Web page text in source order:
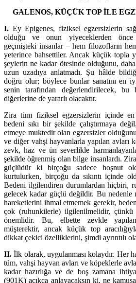
GALENOS, KÜÇÜK TOP İLE
I. Ey Epigenes, fiziksel egzersizlerin
olduğu ve onun yiyeceklerden önce
geçmişteki insanlar – hem filozofların
yete­rince bahsettiler. Ancak küçük topla
şeylerin ne kadar ötesinde oldu­ğunu,
uzun uzadıya anlatmadı. Şu hâlde
doğru olur; böylece bunlar sanatını en
senin tarafından değerlendi­rilecek, bu
diğerlerine de yararlı olacaktır.
Zira tüm fiziksel egzersizlerin içinde
bedeni sıkı bir şekilde çalıştırmaya
etmeye muktedir olan egzersizler
ve diğer vahşi hayvanlarla yapılan avları
zevk, haz ve ün severlikle
şekilde öğrenmiş olan bilge insanlardı.
güçlüdür ki birçoğu sadece hoşnut
kurtulurken, birçoğu da sı­kıntı içinde
Bedeni ilgilendiren durumlardan hiçbiri,
ge­lecek kadar güçlü değildir. Bu nedenle
hareketlerini ihmal etmemek gere­kir,
çok (ruhunkilerle) ilgilenilmelidir, çünkü
önemlidir. Bu, el­bette zevkle
müşterektir, ancak küçük top
dikkat çekici özelliklerini, şimdi ayrıntılı
II. İlk olarak, uygulanması kolaydır. Her
tüm, vahşi hayvan avları ve kö­pek­lerle
kadar hazırlığa ve de boş zamana
(901K) açıkça anlayacaksın ki, ne